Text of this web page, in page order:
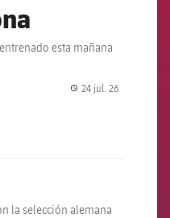
esta mañana
24 jul. 26
la selección alemana